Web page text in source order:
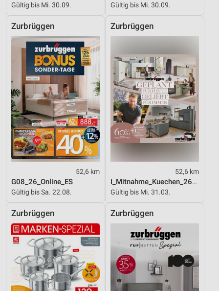
Gültig bis Mi. 30.09. Gültig bis Mi. 30.09.
Zurbrüggen
52,6 km
G08_26_Online_ES
Gültig bis Sa. 22.08.
Zurbrüggen
52,6 km
I_Mitnahme_Kuechen_26_ES
Gültig bis Mi. 31.03.
Zurbrüggen Zurbrüggen